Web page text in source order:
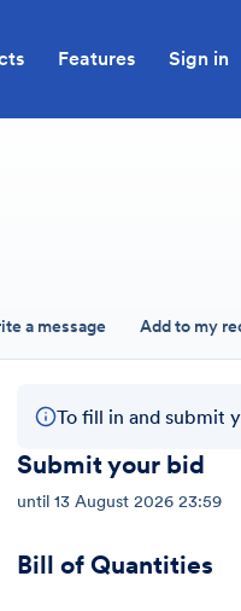
Features Sign in
a message Add to my
To fill in and submit
Submit your bid
until 13 August 2026 23:59
Bill of Quantities